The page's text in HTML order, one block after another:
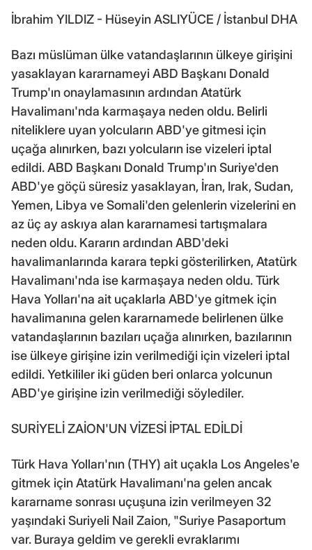
İbrahim YILDIZ - Hüseyin ASLIYÜCE / İstanbul DHA
Bazı müslüman ülke vatandaşlarının ülkeye girişini
yasaklayan kararnameyi ABD Başkanı Donald
Trump'ın onaylamasının ardından Atatürk
Havalimanı'nda karmaşaya neden oldu. Belirli
niteliklere uyan yolcuların ABD'ye gitmesi için
uçağa alınırken, bazı yolcuların ise vizeleri iptal
edildi. ABD Başkanı Donald Trump'ın Suriye'den
ABD'ye göçü süresiz yasaklayan, İran, Irak, Sudan,
Yemen, Libya ve Somali'den gelenlerin vizelerini en
az üç ay askıya alan kararnamesi tartışmalara
neden oldu. Kararın ardından ABD'deki
havalimanlarında karara tepki gösterilirken, Atatürk
Havalimanı'nda ise karmaşaya neden oldu. Türk
Hava Yolları'na ait uçaklarla ABD'ye gitmek için
havalimanına gelen kararnamede belirlenen ülke
vatandaşlarının bazıları uçağa alınırken, bazılarının
ise ülkeye girişine izin verilmediği için vizeleri iptal
edildi. Yetkililer iki güden beri onlarca yolcunun
ABD'ye girişine izin verilmediği söylediler.
SURİYELİ ZAİON'UN VİZESİ İPTAL EDİLDİ
Türk Hava Yolları'nın (THY) ait uçakla Los Angeles'e
gitmek için Atatürk Havalimanı'na gelen ancak
kararname sonrası uçuşuna izin verilmeyen 32
yaşındaki Suriyeli Nail Zaion, "Suriye Pasaportum
var. Buraya geldim ve gerekli evraklarımı